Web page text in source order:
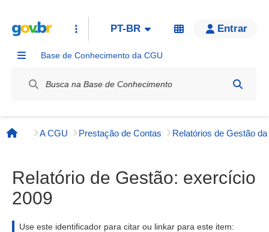
PT-BR Entrar
Base de Conhecimento da CGU
Página inicial
A CGU Prestação de Contas
Relatório de Gestão: exercício
2009
Use este identificador para citar ou linkar para este item: